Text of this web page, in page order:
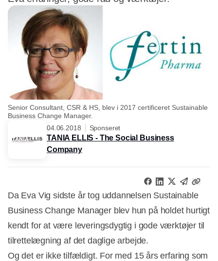
Senior Consultant, CSR & HS, blev i 2017 certificeret Sustainable
Business Change Manager.
04.06.2018
Sponseret
TANIA ELLIS - The Social Business
Company
Da Eva Vig sidste år tog uddannelsen Sustainable
Business Change Manager blev hun på holdet hurtigt
kendt for at være leveringsdygtig i gode værktøjer til
tilrettelægning af det daglige arbejde.
Og det er ikke tilfældigt. For med 15 års erfaring som